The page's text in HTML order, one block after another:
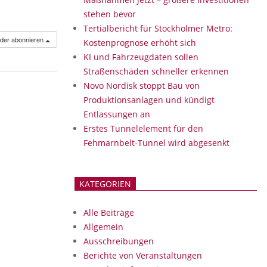
abonnieren
stehen bevor
Tertialbericht für Stockholmer Metro:
Kostenprognose erhöht sich
KI und Fahrzeugdaten sollen
Straßenschäden schneller erkennen
Novo Nordisk stoppt Bau von
Produktionsanlagen und kündigt
Entlassungen an
Erstes Tunnelelement für den
Fehmarnbelt-Tunnel wird abgesenkt
KATEGORIEN
Alle Beiträge
Allgemein
Ausschreibungen
Berichte von Veranstaltungen